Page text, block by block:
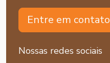
Entre em contato
Nossas redes sociais